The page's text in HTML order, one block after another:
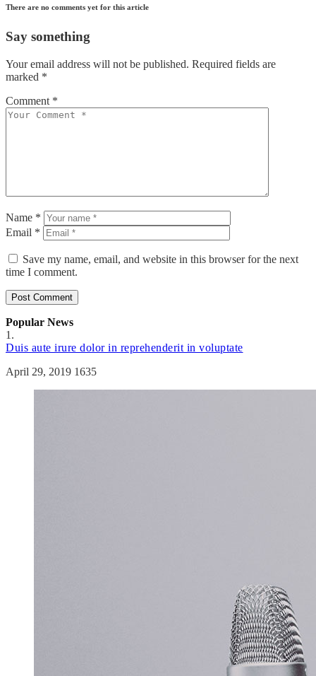
There are no comments yet for this article
Say something
Your email address will not be published. Required fields are
marked *
Comment *
Name *
Email *
Save my name, email, and website in this browser for the next
time I comment.
Popular News
1.
Duis aute irure dolor in reprehenderit in voluptate
April 29, 2019 1635